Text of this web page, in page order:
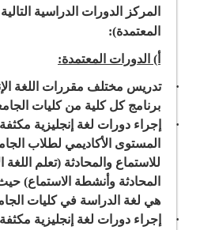
المركز الدورات الدراسية
المعتمدة):
أ) الدورات المعتمدة:
·
تدريس مختلف مقررات اللغة
برنامج كل كلية من كليات
·
إجراء دورات لغة إنجليزية
المستوى الأكاديمي لطلاب
للاستماع والمحادثة (تعلم اللغة
المحادثة وأنشطة الاستماع) حيث
هي لغة الدراسة في كليات
·
إجراء دورات لغة إنجليزية